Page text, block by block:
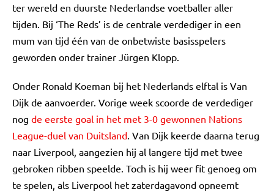
ter wereld en duurste Nederlandse voetballer aller
tijden. Bij ‘The Reds’ is de centrale verdediger in een
mum van tijd één van de onbetwiste basisspelers
geworden onder trainer Jürgen Klopp.
Onder Ronald Koeman bij het Nederlands elftal is Van
Dijk de aanvoerder. Vorige week scoorde de verdediger
nog de eerste goal in het met 3-0 gewonnen Nations
League-duel van Duitsland . Van Dijk keerde daarna terug
naar Liverpool, aangezien hij al langere tijd met twee
gebroken ribben speelde. Toch is hij weer fit genoeg om
te spelen, als Liverpool het zaterdagavond opneemt